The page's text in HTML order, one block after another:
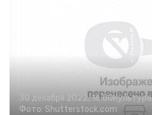
30 декабря 2022, 16:00Культура
Фото: Shutterstock.com